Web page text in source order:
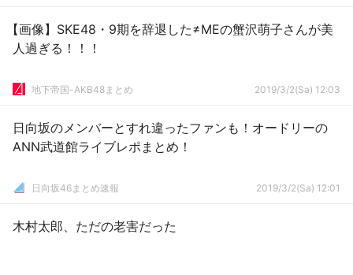
【画像】SKE48・9期を辞退した≠MEの蟹沢萌子さんが美
人過ぎる！！！
地下帝国-AKB48まとめ 2019/3/2(Sa) 12:03
日向坂のメンバーとすれ違ったファンも！オードリーの
ANN武道館ライブレポまとめ！
日向坂46まとめ速報 2019/3/2(Sa) 12:01
木村太郎、ただの老害だった